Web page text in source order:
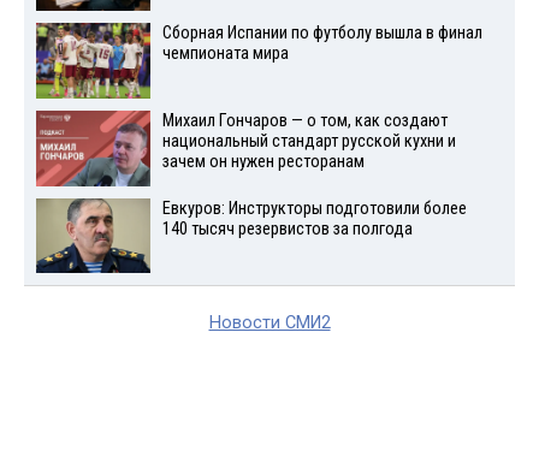
Сборная Испании по футболу вышла в финал
чемпионата мира
Михаил Гончаров — о том, как создают
национальный стандарт русской кухни и
зачем он нужен ресторанам
Евкуров: Инструкторы подготовили более
140 тысяч резервистов за полгода
Новости СМИ2